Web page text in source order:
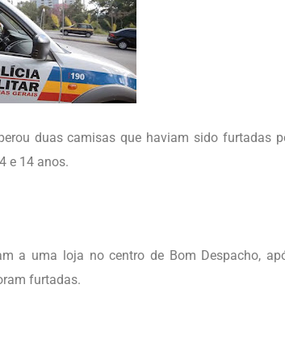
duas camisas que haviam sido furtadas
e 14 anos.
a uma loja no centro de Bom Despacho,
furtadas.